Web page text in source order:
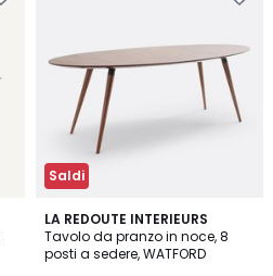
Saldi
LA REDOUTE INTERIEURS
Tavolo da pranzo in noce, 8
posti a sedere, WATFORD
4,8
/ 5